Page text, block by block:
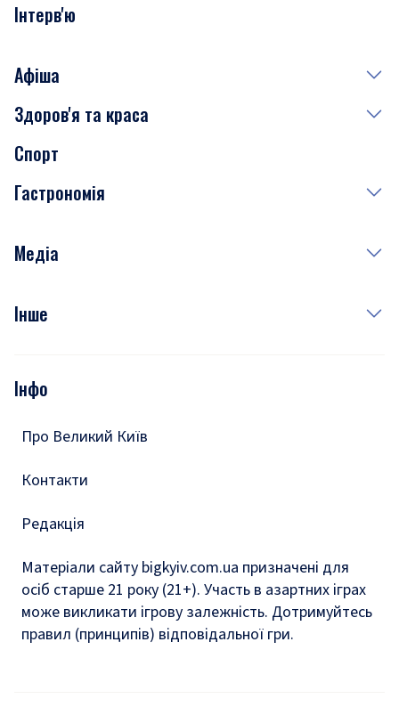
Інтерв'ю
Афіша
Сьогодні
Завтра
Субота
Здоров'я та краса
Медицина
Краса
Спорт
Гастрономія
Рецепти
Медіа
Фото
Подкасти
Інше
Тести
Інфо
Про Великий Київ
Контакти
Редакція
Матеріали сайту bigkyiv.com.ua призначені для
осіб старше 21 року (21+). Участь в азартних іграх
може викликати ігрову залежність. Дотримуйтесь
правил (принципів) відповідальної гри.